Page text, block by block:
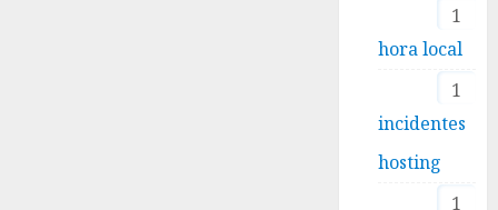
1
hora local
1
incidentes
hosting
1